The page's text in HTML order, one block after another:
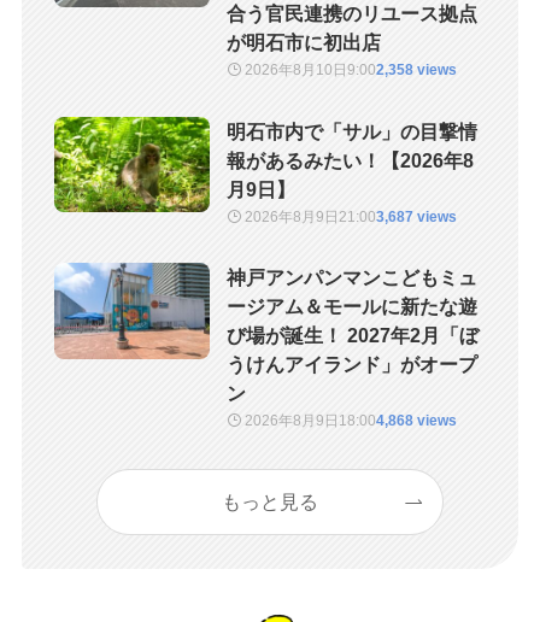
合う官民連携のリユース拠点
が明石市に初出店
2026年8月10日9:002,358 views
明石市内で「サル」の目撃情
報があるみたい！【2026年8
月9日】
2026年8月9日 21:003,687 views
神戸アンパンマンこどもミュ
ージアム＆モールに新たな遊
び場が誕生！ 2027年2月「ぼ
うけんアイランド」がオープ
ン
2026年8月9日 18:004,868 views
もっと見る